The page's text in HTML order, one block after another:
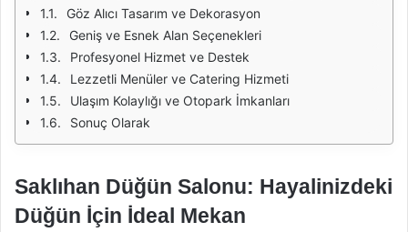
Göz Alıcı Tasarım ve Dekorasyon
Geniş ve Esnek Alan Seçenekleri
Profesyonel Hizmet ve Destek
Lezzetli Menüler ve Catering Hizmeti
Ulaşım Kolaylığı ve Otopark İmkanları
Sonuç Olarak
Saklıhan Düğün Salonu: Hayalinizdeki
Düğün İçin İdeal Mekan